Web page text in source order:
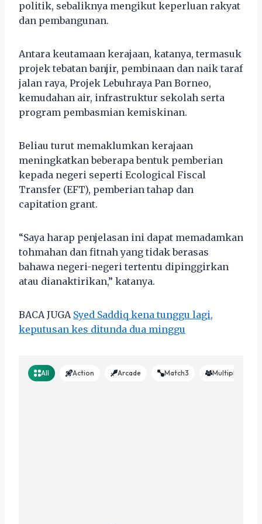
politik, sebaliknya mengikut keperluan rakyat
dan pembangunan.
Antara keutamaan kerajaan, katanya, termasuk
projek tebatan banjir, pembinaan dan naik taraf
jalan raya, Projek Lebuhraya Pan Borneo,
kemudahan air, infrastruktur sekolah serta
program pembasmian kemiskinan.
Beliau turut memaklumkan kerajaan
meningkatkan beberapa bentuk pemberian
kepada negeri seperti Ecological Fiscal
Transfer (EFT), pemberian tahap dan
capitation grant.
“Saya harap penjelasan ini dapat memadamkan
tohmahan dan fitnah yang tidak berasas
bahawa negeri-negeri tertentu dipinggirkan
atau dianaktirikan,” katanya.
BACA JUGA Syed Saddiq kena tunggu lagi,
keputusan kes ditunda dua minggu